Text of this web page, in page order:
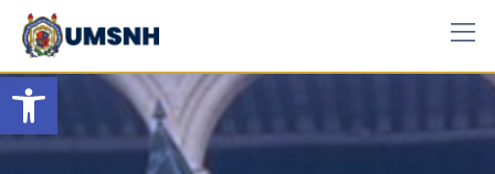
Open toolbar
Skip
content